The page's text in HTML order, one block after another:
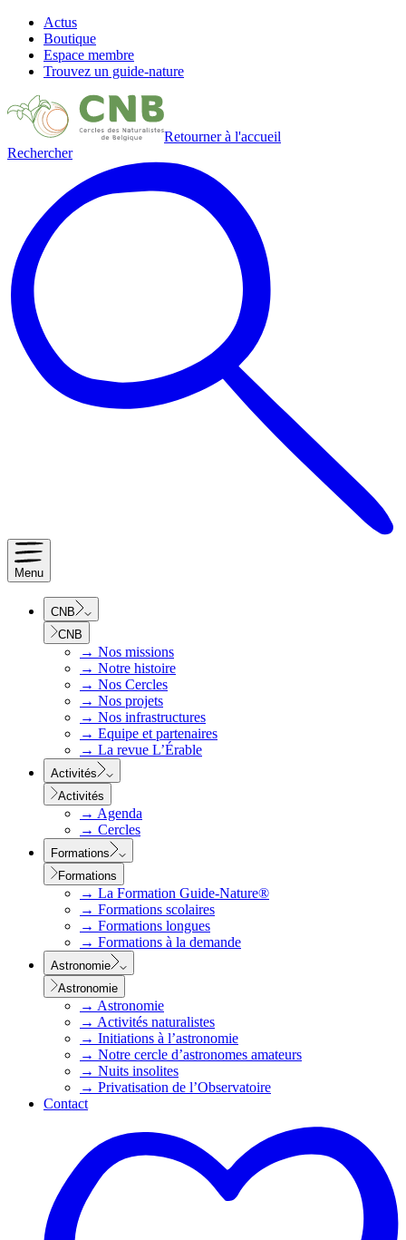
Actus
Boutique
Espace membre
Trouvez un guide-nature
Retourner à l'accueil
Rechercher
Menu
CNB
CNB
→ Nos missions
→ Notre histoire
→ Nos Cercles
→ Nos projets
→ Nos infrastructures
→ Equipe et partenaires
→ La revue L’Érable
Activités
Activités
→ Agenda
→ Cercles
Formations
Formations
→ La Formation Guide-Nature®
→ Formations scolaires
→ Formations longues
→ Formations à la demande
Astronomie
Astronomie
→ Astronomie
→ Activités naturalistes
→ Initiations à l’astronomie
→ Notre cercle d’astronomes amateurs
→ Nuits insolites
→ Privatisation de l’Observatoire
Contact